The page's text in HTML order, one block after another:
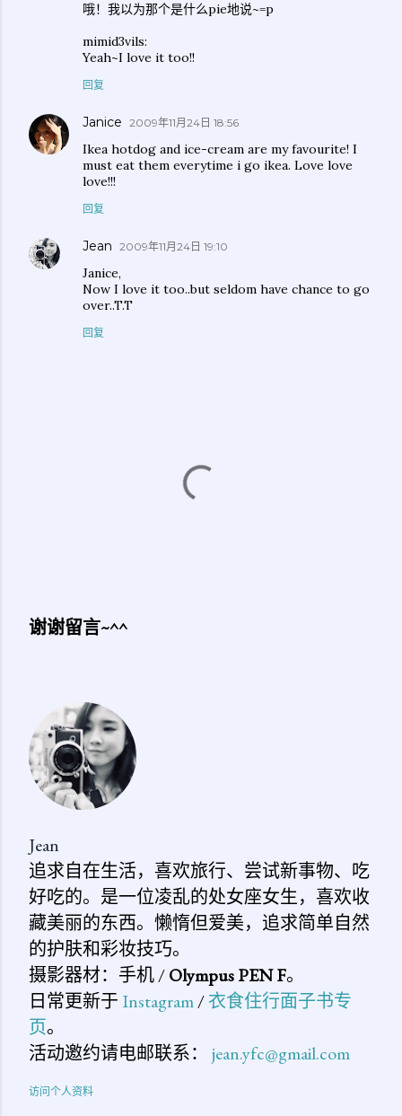
哦！我以为那个是什么pie地说~=p
mimid3vils:
Yeah~I love it too!!
回复
Janice 2009年11月24日 18:56
Ikea hotdog and ice-cream are my favourite! I
must eat them everytime i go ikea. Love love
love!!!
回复
Jean 2009年11月24日 19:10
Janice,
Now I love it too..but seldom have chance to go
over..T.T
回复
论
谢谢留言~^^
Jean
追求自在生活，喜欢旅行、尝试新事物、吃
好吃的。是一位凌乱的处女座女生，喜欢收
藏美丽的东西。懒惰但爱美，追求简单自然
的护肤和彩妆技巧。
摄影器材：手机 /Olympus PEN F。
日常更新于 Instagram/衣食住行面子书专
页。
活动邀约请电邮联系： jean.yfc@gmail.com
访问个人资料